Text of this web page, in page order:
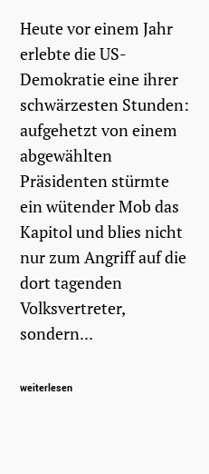
Heute vor einem Jahr
erlebte die US-
Demokratie eine ihrer
schwärzesten Stunden:
aufgehetzt von einem
abgewählten
Präsidenten stürmte
ein wütender Mob das
Kapitol und blies nicht
nur zum Angriff auf die
dort tagenden
Volksvertreter,
sondern...
weiterlesen